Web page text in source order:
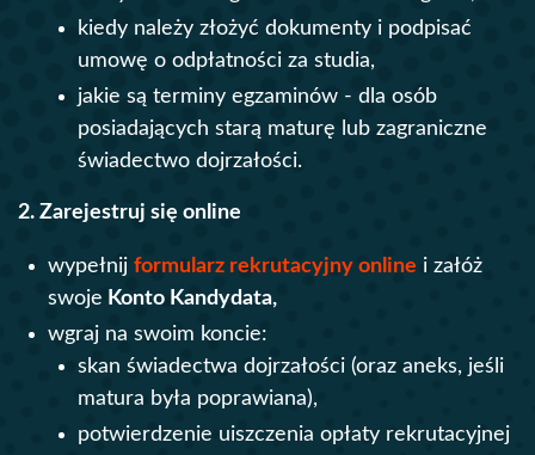
kiedy należy złożyć dokumenty i podpisać
umowę o odpłatności za studia,
jakie są terminy egzaminów - dla osób
posiadających starą maturę lub zagraniczne
świadectwo dojrzałości.
2. Zarejestruj się online
wypełnij formularz rekrutacyjny online i załóż
swoje Konto Kandydata,
wgraj na swoim koncie:
skan świadectwa dojrzałości (oraz aneks, jeśli
matura była poprawiana),
potwierdzenie uiszczenia opłaty rekrutacyjnej